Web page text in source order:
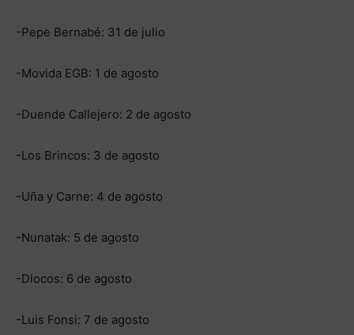
-Pepe Bernabé: 31 de julio
-Movida EGB: 1 de agosto
-Duende Callejero: 2 de agosto
-Los Brincos: 3 de agosto
-Uña y Carne: 4 de agosto
-Nunatak: 5 de agosto
-Dlocos: 6 de agosto
-Luis Fonsi: 7 de agosto